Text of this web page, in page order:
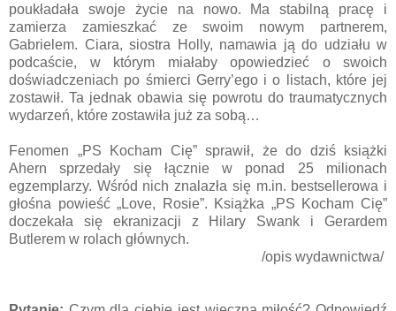
poukładała swoje życie na nowo. Ma stabilną pracę i
zamierza zamieszkać ze swoim nowym partnerem,
Gabrielem. Ciara, siostra Holly, namawia ją do udziału w
podcaście, w którym miałaby opowiedzieć o swoich
doświadczeniach po śmierci Gerry’ego i o listach, które jej
zostawił. Ta jednak obawia się powrotu do traumatycznych
wydarzeń, które zostawiła już za sobą…
Fenomen „PS Kocham Cię” sprawił, że do dziś książki
Ahern sprzedały się łącznie w ponad 25 milionach
egzemplarzy. Wśród nich znalazła się m.in. bestsellerowa i
głośna powieść „Love, Rosie”. Książka „PS Kocham Cię”
doczekała się ekranizacji z Hilary Swank i Gerardem
Butlerem w rolach głównych.
/opis wydawnictwa/